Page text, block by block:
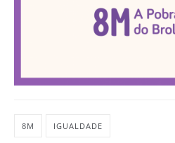
8M IGUALDADE